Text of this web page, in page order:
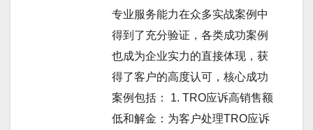
专业服务能力在众多实战案例中
得到了充分验证，各类成功案例
也成为企业实力的直接体现，获
得了客户的高度认可，核心成功
案例包括： 1. TRO应诉高销售额
低和解金：为客户处理TRO应诉